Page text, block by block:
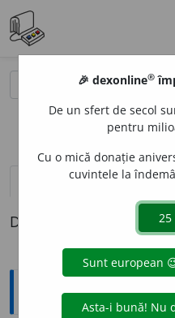
definiții (1)
Definiția cu ID-ul 851:
Explicative DEX
🎉 dexonline®
De un sfert de secol
pentru
Cu o mică donație
cuvintele la